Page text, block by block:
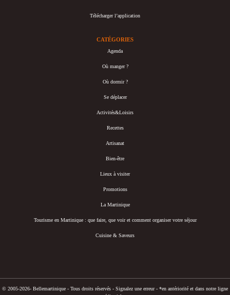
Télécharger l’application
CATÉGORIES
Agenda
Où manger ?
Où dormir ?
Se déplacer
Activités&Loisirs
Recettes
Artisanat
Bien-être
Lieux à visiter
Promotions
La Martinique
Tourisme en Martinique : que faire, que voir et comment organiser votre séjour
Cuisine & Saveurs
© 2005-2026- Bellemartinique - Tous droits réservés - Signalez une erreur - *en antériorité et dans notre ligne